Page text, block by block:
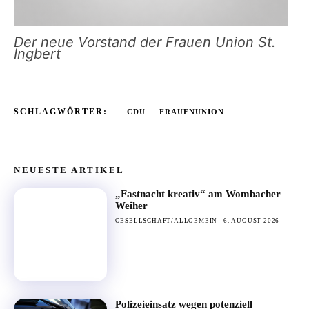
Der neue Vorstand der Frauen Union St.
Ingbert
SCHLAGWÖRTER: CDU FRAUENUNION
NEUESTE ARTIKEL
„Fastnacht kreativ“ am Wombacher
Weiher
GESELLSCHAFT/ALLGEMEIN 6. AUGUST 2026
Polizeieinsatz wegen potenziell